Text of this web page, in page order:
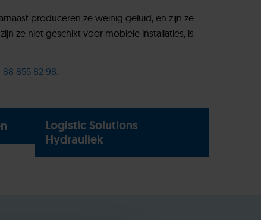
produceren ze weinig geluid, en zijn ze
ze niet geschikt voor mobiele installaties, is
88 855 82 98.
Logistic Solutions
Hydrauliek